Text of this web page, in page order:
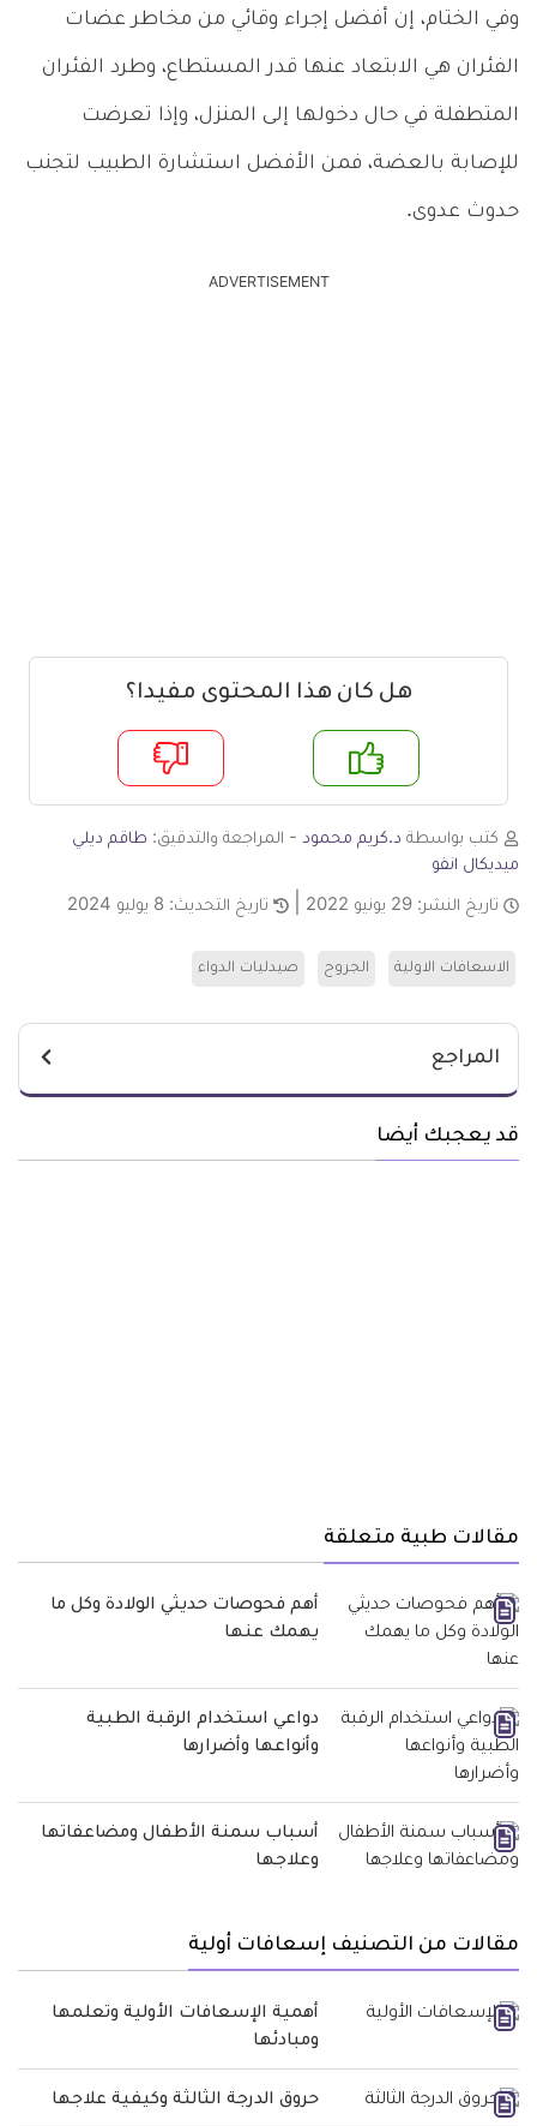
وفي الختام، إن أفضل إجراء وقائي من مخاطر عضات
الفئران هي الابتعاد عنها قدر المستطاع، وطرد الفئران
المتطفلة في حال دخولها إلى المنزل، وإذا تعرضت
للإصابة بالعضة، فمن الأفضل استشارة الطبيب لتجنب
حدوث عدوى.
ADVERTISEMENT
هل كان هذا المحتوى مفيدا؟
لا
كتب بواسطة د.كريم محمود - المراجعة والتدقيق: طاقم ديلي
ميديكال انفو
تاريخ النشر: 29 يونيو 2022 تاريخ التحديث: 8 يوليو 2024
الاسعافات الاولية الجروح صيدليات الدواء
المراجع
قد يعجبك أيضا
مقالات طبية متعلقة
أهم فحوصات حديثي الولادة وكل ما
يهمك عنها
دواعي استخدام الرقبة الطبية
وأنواعها وأضرارها
أسباب سمنة الأطفال ومضاعفاتها
وعلاجها
مقالات من التصنيف إسعافات أولية
أهمية الإسعافات الأولية وتعلمها
ومبادئها
حروق الدرجة الثالثة وكيفية علاجها